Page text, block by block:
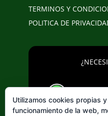
TERMINOS Y
POLITICA DE
Utilizamos cookies propias
funcionamiento de la web,